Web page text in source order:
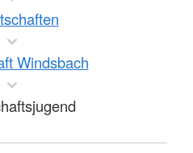
Windsbach